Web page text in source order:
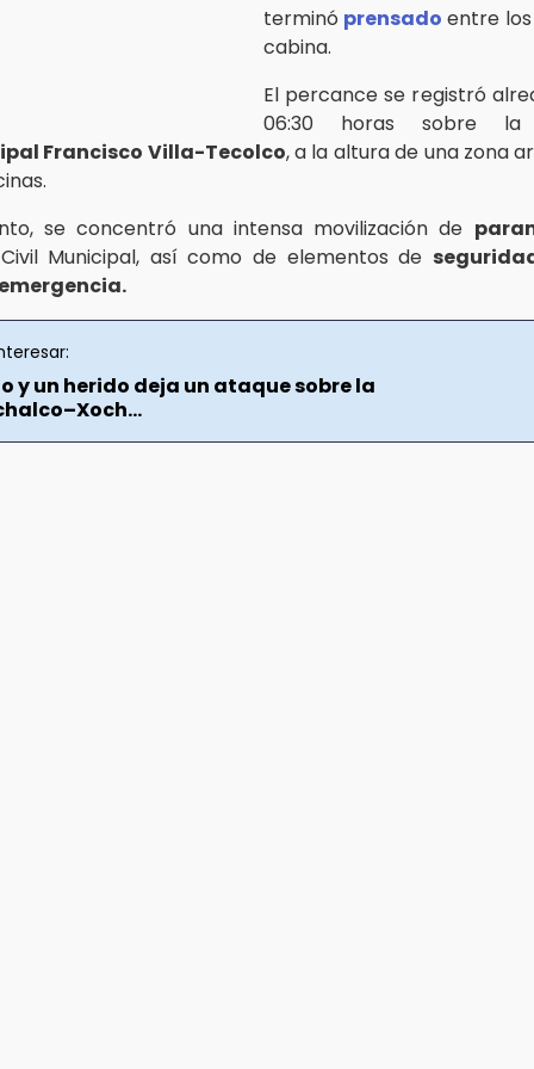
terminó prensado entre
cabina.
El percance se registró
06:30 horas sobre
Francisco Villa-Tecolco, a la altura de una zona
se concentró una intensa movilización de
Municipal, así como de elementos de
y un herido deja un ataque sobre la